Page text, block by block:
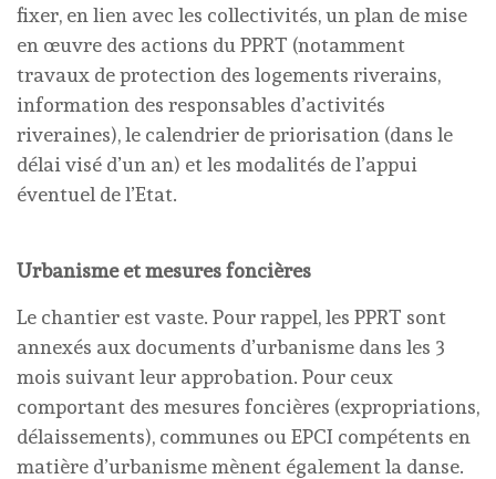
fixer, en lien avec les collectivités, un plan de mise
en œuvre des actions du PPRT (notamment
travaux de protection des logements riverains,
information des responsables d’activités
riveraines), le calendrier de priorisation (dans le
délai visé d’un an) et les modalités de l’appui
éventuel de l’Etat.
Urbanisme et mesures foncières
Le chantier est vaste. Pour rappel, les PPRT sont
annexés aux documents d’urbanisme dans les 3
mois suivant leur approbation. Pour ceux
comportant des mesures foncières (expropriations,
délaissements), communes ou EPCI compétents en
matière d’urbanisme mènent également la danse.